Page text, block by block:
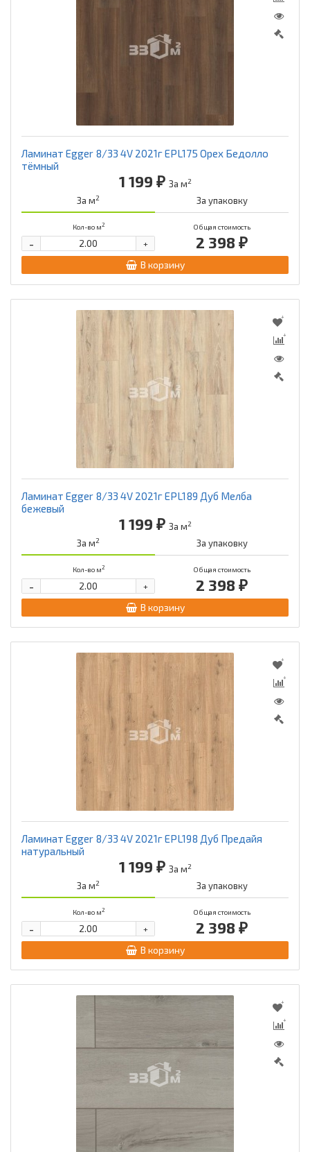
Ламинат Egger 8/33 4V 2021г EPL175 Орех Бедолло
тёмный
1 199 ₽ За м2
За м2 За упаковку
Кол-во м2 Общая стоимость
2 398 ₽
+
-
В корзину
Ламинат Egger 8/33 4V 2021г EPL189 Дуб Мелба
бежевый
1 199 ₽ За м2
За м2 За упаковку
Кол-во м2 Общая стоимость
2 398 ₽
+
-
В корзину
Ламинат Egger 8/33 4V 2021г EPL198 Дуб Предайя
натуральный
1 199 ₽ За м2
За м2 За упаковку
Кол-во м2 Общая стоимость
2 398 ₽
+
-
В корзину